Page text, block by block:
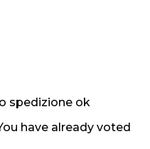
spedizione ok
have already voted